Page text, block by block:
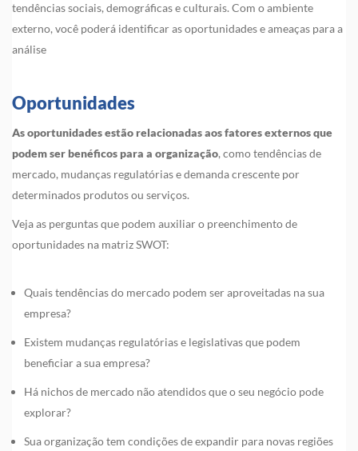
tendências sociais, demográficas e culturais. Com o ambiente
externo, você poderá identificar as oportunidades e ameaças para a
análise
Oportunidades
As oportunidades estão relacionadas aos fatores externos que
podem ser benéficos para a organização, como tendências de
mercado, mudanças regulatórias e demanda crescente por
determinados produtos ou serviços.
Veja as perguntas que podem auxiliar o preenchimento de
oportunidades na matriz SWOT:
Quais tendências do mercado podem ser aproveitadas na sua
empresa?
Existem mudanças regulatórias e legislativas que podem
beneficiar a sua empresa?
Há nichos de mercado não atendidos que o seu negócio pode
explorar?
Sua organização tem condições de expandir para novas regiões